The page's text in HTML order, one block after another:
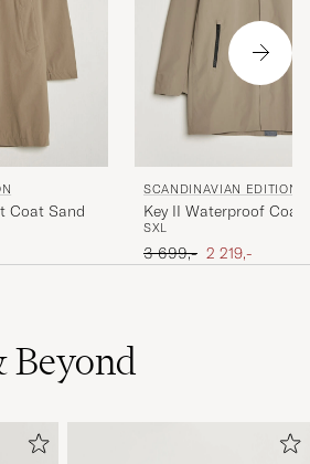
Coat Sand
SCANDINAVIAN EDITION
Key II Waterproof Coat
SXL
Ordinary pris
3 699,- Nedsat pris
2 219,-
Beyond